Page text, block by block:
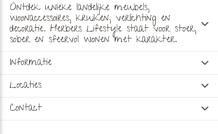
Ontdek unieke landelijke meubels,
woonaccessoires, kruiken, verlichting en
decoratie. Herbers Lifestyle staat voor stoer,
sober en sfeervol wonen met karakter.
Informatie
Locaties
Contact